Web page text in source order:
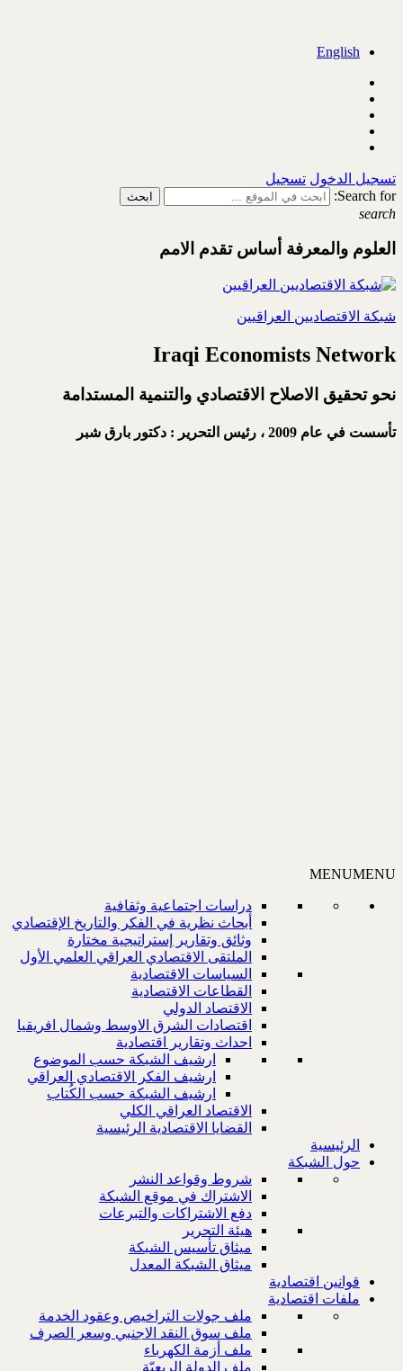
English
تسجيل الدخول تسجيل
Search for:
search
العلوم والمعرفة أساس تقدم الامم
شبكة الاقتصاديين العراقيين
Iraqi Economists Network
نحو تحقيق الاصلاح الاقتصادي والتنمية المستدامة
تأسست في عام 2009 ، رئيس التحرير : دكتور بارق شبر
MENUMENU
دراسات اجتماعية وثقافية
أبحاث نظرية في الفكر والتاريخ الإقتصادي
وثائق وتقارير إستراتيجية مختارة
الملتقى الاقتصادي العراقي العلمي الأول
السياسات الاقتصادية
القطاعات الاقتصادية
الاقتصاد الدولي
اقتصادات الشرق الاوسط وشمال افريقيا
احداث وتقارير اقتصادية
ارشيف الشبكة حسب الموضوع
ارشيف الفكر الاقتصادي العراقي
ارشيف الشبكة حسب الكُتاب
الاقتصاد العراقي الكلي
القضايا الاقتصادية الرئيسية
الرئيسية
حول الشبكة
شروط وقواعد النشر
الاشتراك في موقع الشبكة
دفع الاشتراكات والتبرعات
هيئة التحرير
ميثاق تأسيس الشبكة
ميثاق الشبكة المعدل
قوانين اقتصادية
ملفات اقتصادية
ملف جولات التراخيص وعقود الخدمة
ملف سوق النقد الاجنبي وسعر الصرف
ملف أزمة الكهرباء
ملف الدولة الريعيّة